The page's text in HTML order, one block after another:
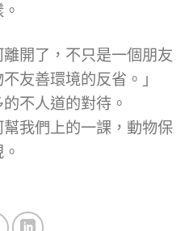
開了，不只是一個朋友
友善環境的反省。」
不人道的對待。
我們上的一課，動物保